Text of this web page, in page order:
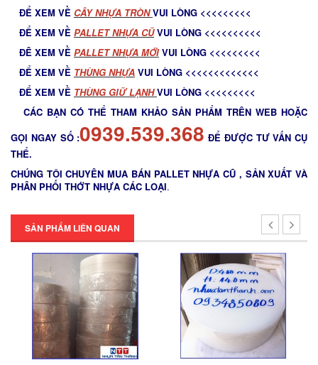
ĐỂ XEM VỀ CÂY NHỰA TRÒN VUI LÒNG <<<<<<<<<
ĐỂ XEM VỀ PALLET NHỰA CŨ VUI LÒNG <<<<<<<<<<
ĐÊ XEM VỀ PALLET NHỰA MỚI VUI LÒNG <<<<<<<<<
ĐỂ XEM VỀ THÙNG NHỰA VUI LÒNG <<<<<<<<<<<<<
ĐỂ XEM VỀ THÙNG GIỮ LẠNH VUI LÒNG <<<<<<<<<
CÁC BẠN CÓ THỂ THAM KHẢO SẢN PHẨM TRÊN WEB HOẶC
GỌI NGAY SỐ :0939.539.368 ĐỂ ĐƯỢC TƯ VẤN CỤ
THỂ.
CHÚNG TÔI CHUYÊN MUA BÁN PALLET NHỰA CŨ , SẢN XUẤT VÀ
PHÂN PHỐI THỚT NHỰA CÁC LOẠI.
SẢN PHẨM LIÊN QUAN